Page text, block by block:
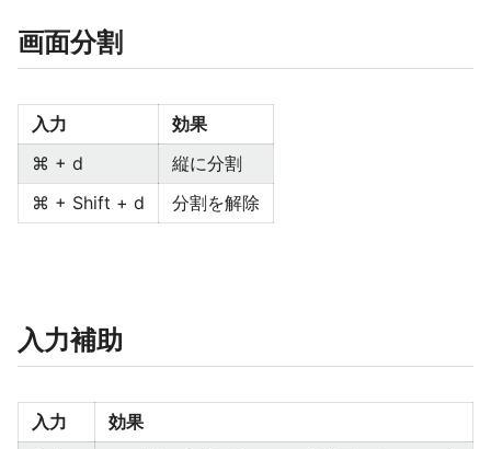
画面分割
入力
効果
⌘ + d
縦に分割
⌘ + Shift + d
分割を解除
入力補助
入力
効果